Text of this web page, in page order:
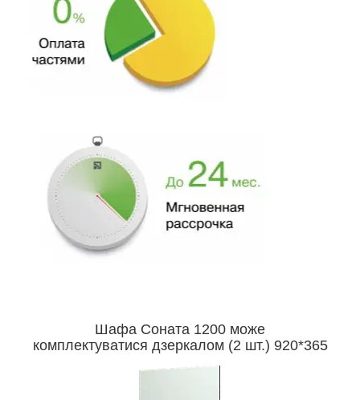
Шафа Соната 1200 може
комплектуватися дзеркалом (2 шт.) 920*365